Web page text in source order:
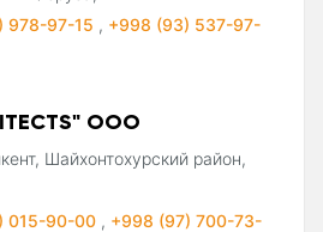
978-97-15 , +998 (93) 537-97-
ООО
Шайхонтохурский район,
015-90-00 , +998 (97) 700-73-